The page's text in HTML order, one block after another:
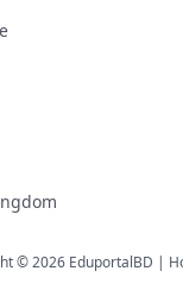
© 2026 EduportalBD |